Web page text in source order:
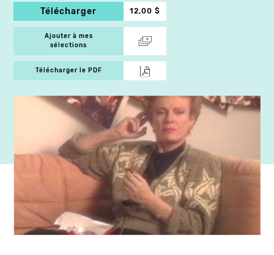
Télécharger 12,00 $
Ajouter à mes
sélections
Télécharger le PDF